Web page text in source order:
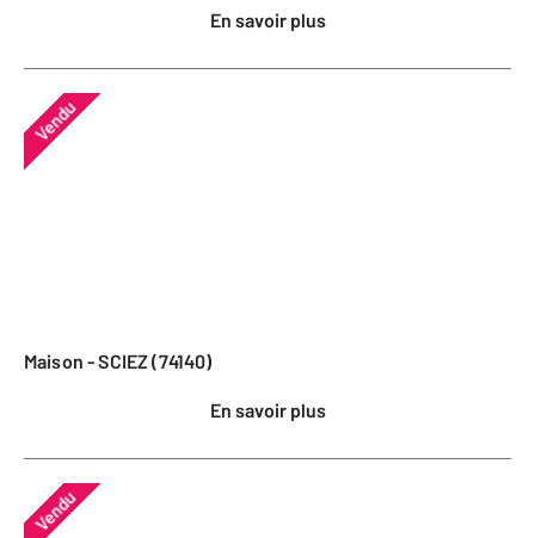
En savoir plus
Vendu
Maison - SCIEZ (74140)
En savoir plus
Vendu